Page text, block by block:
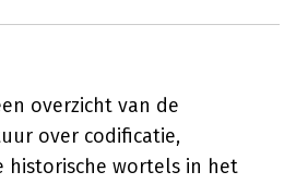
overzicht van de
over codificatie,
historische wortels in het